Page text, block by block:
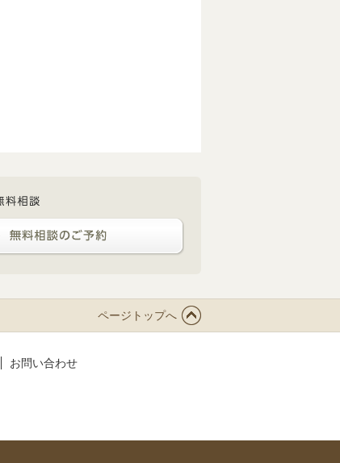
ページトップへ
お問い合わせ